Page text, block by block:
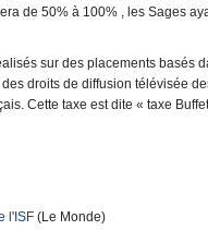
de 50% à 100% , les Sages
sur des placements basés
droits de diffusion télévisée
Cette taxe est dite « taxe
l'ISF (Le Monde)